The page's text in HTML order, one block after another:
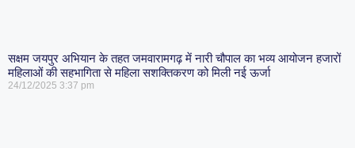
सक्षम जयपुर अभियान के तहत जमवारामगढ़ में नारी चौपाल का भव्य आयोजन हजारों
महिलाओं की सहभागिता से महिला सशक्तिकरण को मिली नई ऊर्जा
24/12/2025 3:37 pm